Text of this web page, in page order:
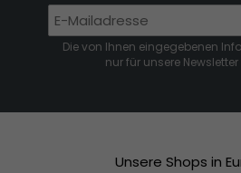
Die von Ihnen eingegebenen
nur für unsere
Unsere Shops in